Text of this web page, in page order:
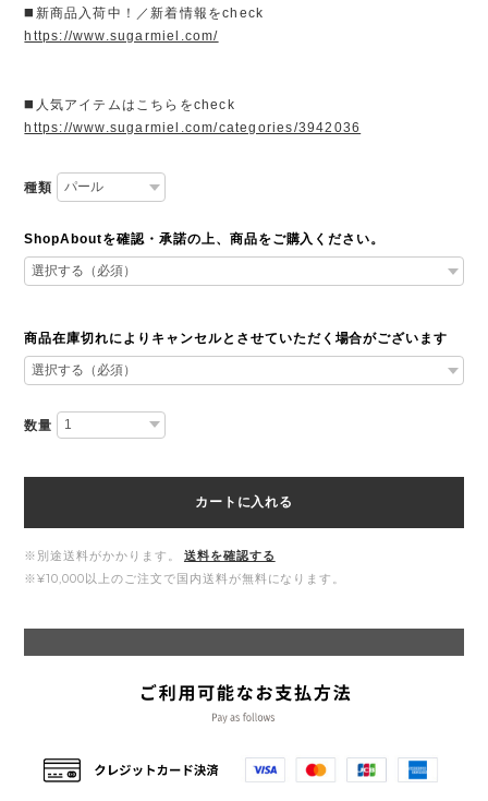
◼️新商品入荷中！／新着情報をcheck
https://www.sugarmiel.com/
◼️人気アイテムはこちらをcheck
https://www.sugarmiel.com/categories/3942036
種類
ShopAboutを確認・承諾の上、商品をご購入ください。
商品在庫切れによりキャンセルとさせていただく場合がございます
数量
カートに入れる
※別途送料がかかります。
送料を確認する
※¥10,000以上のご注文で国内送料が無料になります。